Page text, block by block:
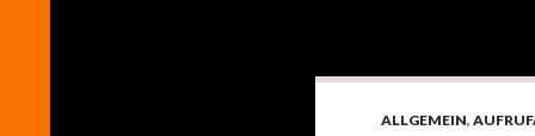
ALLGEMEIN,